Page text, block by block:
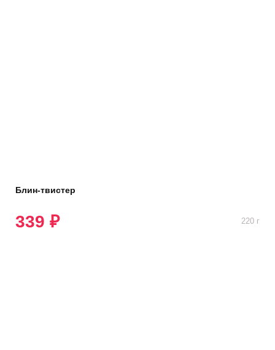
Блин-твистер
339 ₽ 220 г